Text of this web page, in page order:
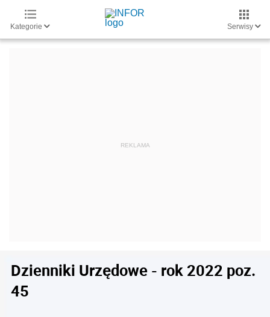
Kategorie Serwisy
Dzienniki Urzędowe - rok 2022 poz.
45